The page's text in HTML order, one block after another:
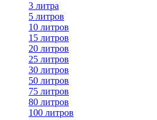
3 литра
5 литров
10 литров
15 литров
20 литров
25 литров
30 литров
50 литров
75 литров
80 литров
100 литров